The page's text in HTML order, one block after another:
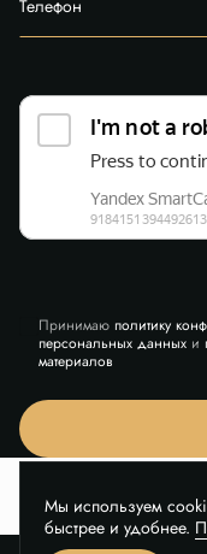
Телефон
Принимаю политику
персональных данныхи
материалов
Мы используем
быстрее и удобнее.